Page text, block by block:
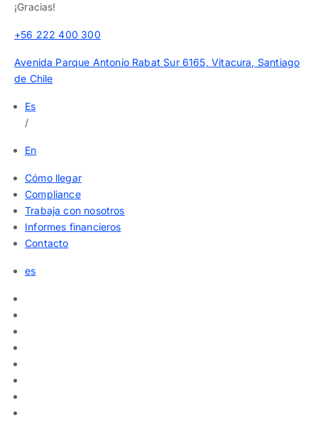
¡Gracias!
+56 222 400 300
Avenida Parque Antonio Rabat Sur 6165, Vitacura, Santiago
de Chile
Es
/
En
Cómo llegar
Compliance
Trabaja con nosotros
Informes financieros
Contacto
es